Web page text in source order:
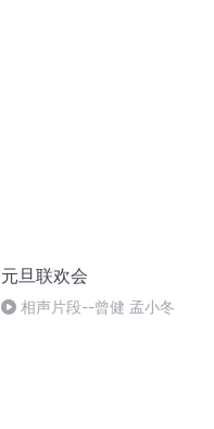
元旦联欢会
相声片段--曾健 孟小冬